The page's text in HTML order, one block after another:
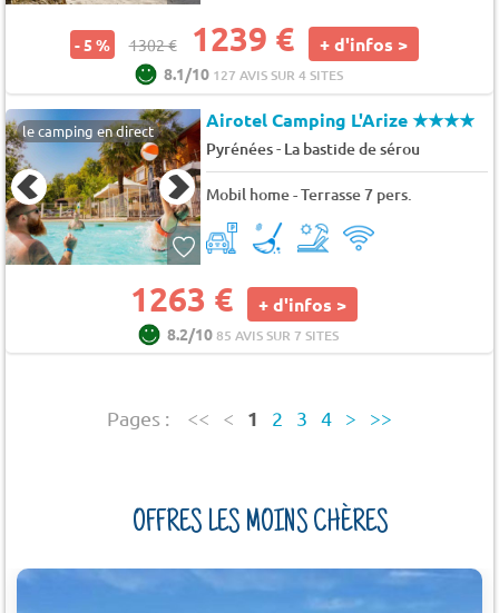
- 5 % 1302 € 1239 € + d'infos >
8.1/10 127 AVIS SUR 4 SITES
le camping en direct Airotel Camping L'Arize★★★★
Pyrénées- La bastide de sérou
Mobil home - Terrasse 7 pers.
1263 € + d'infos >
8.2/1085 AVIS SUR 7 SITES
Pages : << < 1 2 3 4 > >>
OFFRES LES MOINS CHÈRES